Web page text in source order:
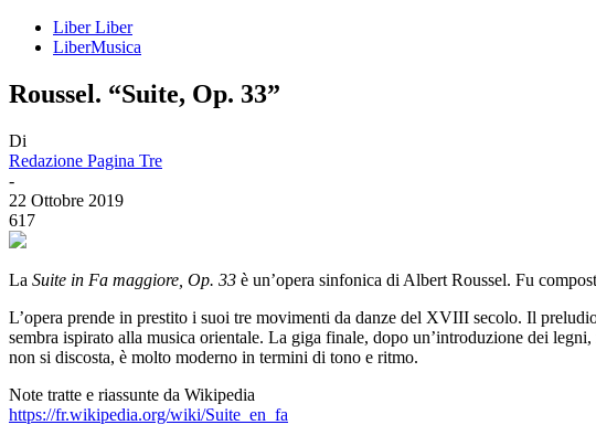
Liber Liber
LiberMusica
Roussel. “Suite, Op. 33”
Di
Redazione Pagina Tre
-
22 Ottobre 2019
617
La Suite in Fa maggiore, Op. 33 è un’opera sinfonica di Albert Roussel. Fu
L’opera prende in prestito i suoi tre movimenti da danze del XVIII secolo. Il
sembra ispirato alla musica orientale. La giga finale, dopo un’introduzione dei
non si discosta, è molto moderno in termini di tono e ritmo.
Note tratte e riassunte da Wikipedia
https://fr.wikipedia.org/wiki/Suite_en_fa